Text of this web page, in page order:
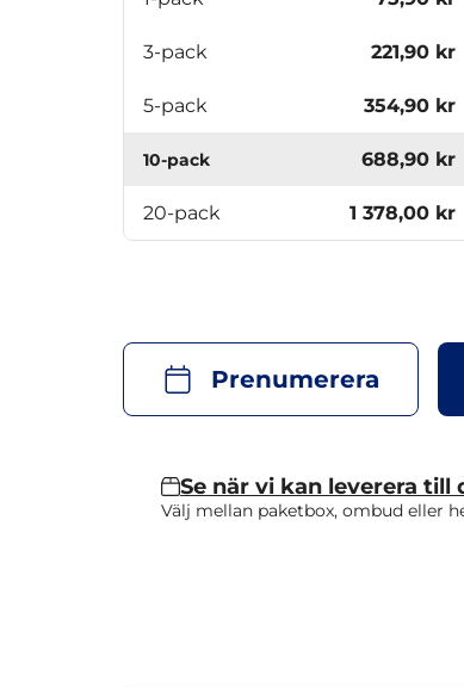
3-pack 221,90 kr
5-pack 354,90 kr
10-pack 688,90 kr
20-pack 1 378,00 kr
Prenumerera
Se när vi kan leverera till
Välj mellan paketbox, ombud eller